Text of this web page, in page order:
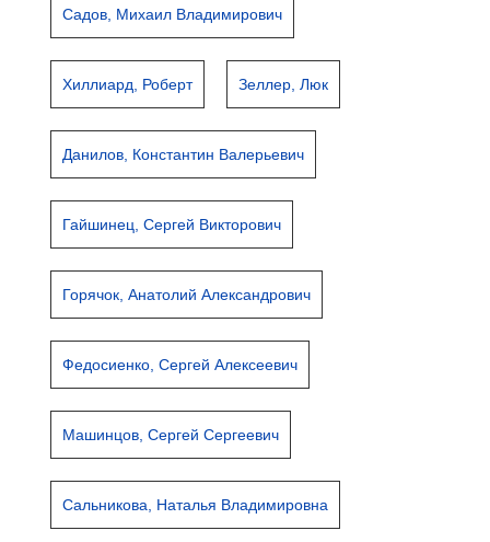
Садов, Михаил Владимирович
Хиллиард, Роберт Зеллер, Люк
Данилов, Константин Валерьевич
Гайшинец, Сергей Викторович
Горячок, Анатолий Александрович
Федосиенко, Сергей Алексеевич
Машинцов, Сергей Сергеевич
Сальникова, Наталья Владимировна